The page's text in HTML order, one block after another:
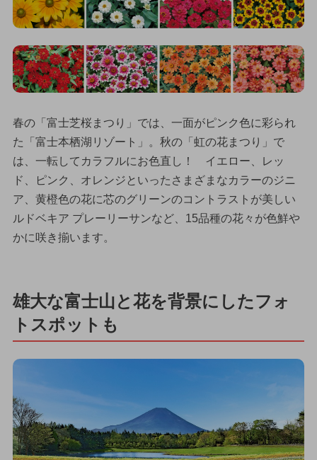
春の「富士芝桜まつり」では、一面がピンク色に彩られ
た「富士本栖湖リゾート」。秋の「虹の花まつり」で
は、一転してカラフルにお色直し！ イエロー、レッ
ド、ピンク、オレンジといったさまざまなカラーのジニ
ア、黄橙色の花に芯のグリーンのコントラストが美しい
ルドベキア プレーリーサンなど、15品種の花々が色鮮や
かに咲き揃います。
雄大な富士山と花を背景にしたフォ
トスポットも